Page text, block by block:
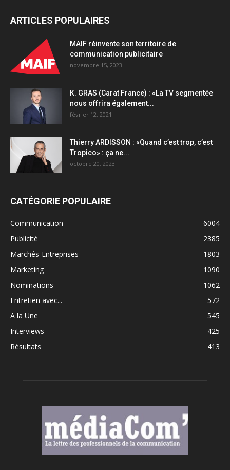
ARTICLES POPULAIRES
MAIF réinvente son territoire de
communication publicitaire
novembre 15, 2023
K. GRAS (Carat France) : «La TV segmentée
nous offrira également...
février 12, 2021
Thierry ARDISSON : «Quand c’est trop, c’est
Tropico» : ça ne...
octobre 20, 2023
CATÉGORIE POPULAIRE
Communication
6004
Publicité
2385
Marchés-Entreprises
1803
Marketing
1090
Nominations
1062
Entretien avec...
572
A la Une
545
Interviews
425
Résultats
413